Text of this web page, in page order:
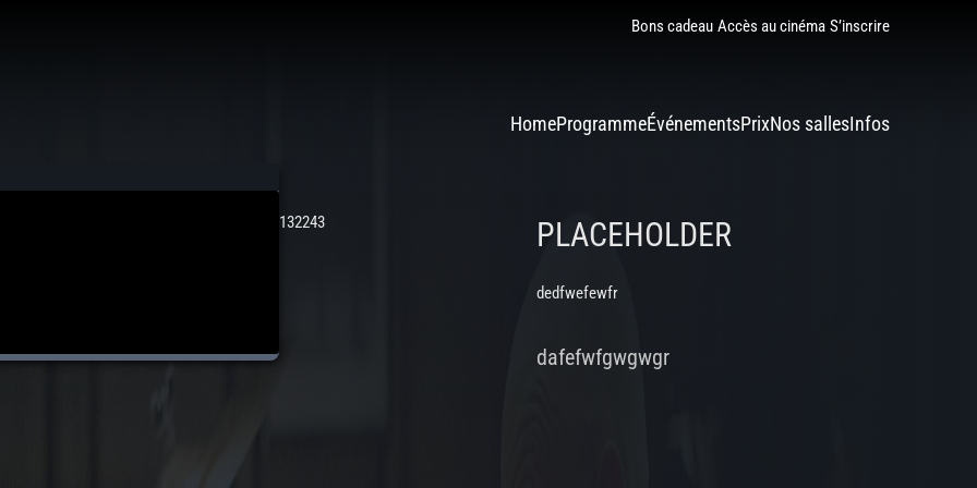
Bons cadeau Accès au cinéma S’inscrire
HomeProgrammeÉvénementsPrixNos sallesInfos
132243 PLACEHOLDER
dedfwefewfr
dafefwfgwgwgr